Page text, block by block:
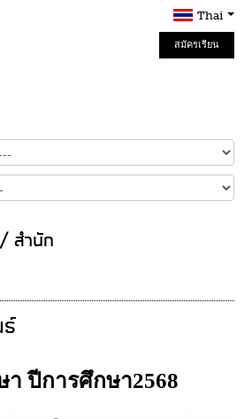
Thai
สมัครเรียน
Online
สำนัก
ปีการศึกษา2568